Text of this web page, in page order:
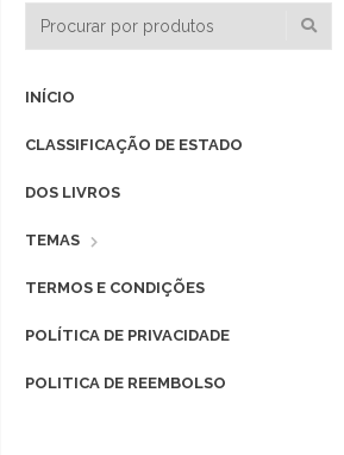
INÍCIO
CLASSIFICAÇÃO DE ESTADO
DOS LIVROS
TEMAS
TERMOS E CONDIÇÕES
POLÍTICA DE PRIVACIDADE
POLITICA DE REEMBOLSO